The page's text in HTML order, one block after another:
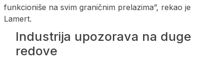
funkcioniše na svim graničnim prelazima”, rekao je
Lamert.
Industrija upozorava na duge
redove